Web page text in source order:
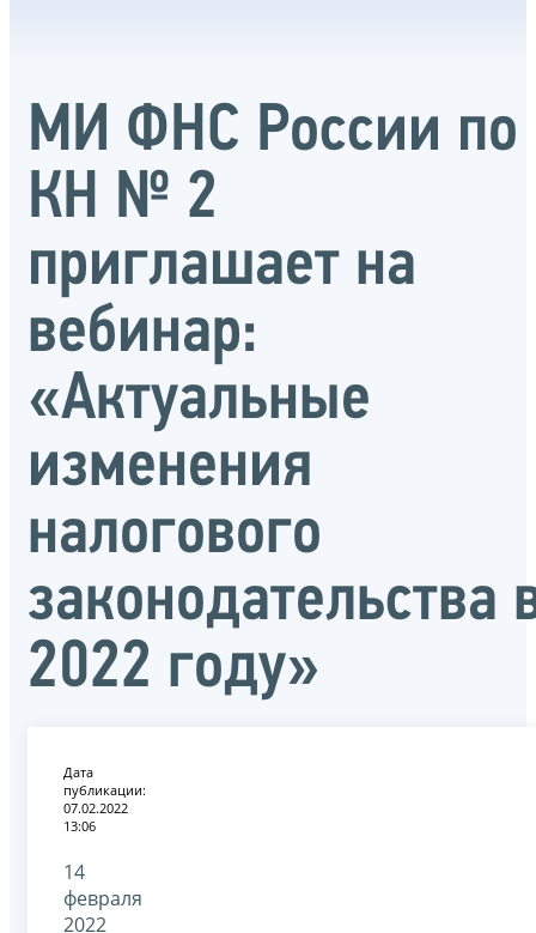
МИ ФНС России по
КН № 2
приглашает на
вебинар:
«Актуальные
изменения
налогового
законодательства
2022 году»
Дата
публикации:
07.02.2022
13:06
14
февраля
2022